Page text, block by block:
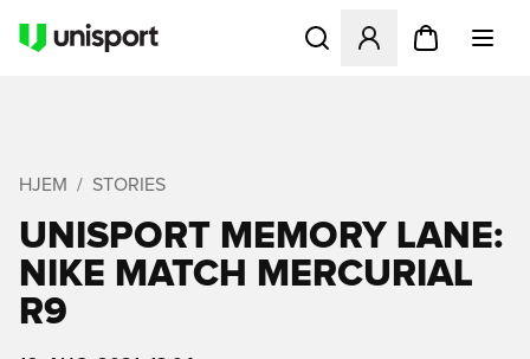
Åbner en Modal til at
HJEM STORIES
UNISPORT MEMORY LANE:
NIKE MATCH MERCURIAL
R9